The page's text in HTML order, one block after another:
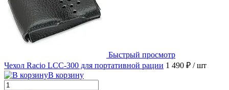
Быстрый просмотр
Чехол Racio LCC-300 для портативной рации 1 490 ₽ / шт
В корзину